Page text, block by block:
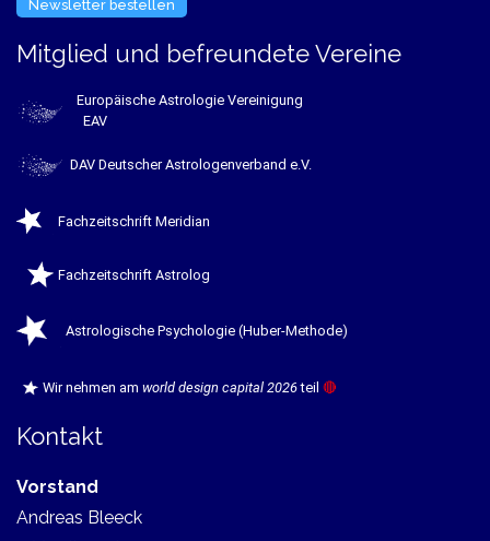
Newsletter bestellen
Mitglied und befreundete Vereine
Europäische Astrologie Vereinigung
EAV
DAV Deutscher Astrologenverband e.V.
Fachzeitschrift Meridian
Fachzeitschrift Astrolog
Astrologische Psychologie (Huber-Methode)
Wir nehmen am world design capital 2026teil 🔴
Kontakt
Vorstand
Andreas Bleeck